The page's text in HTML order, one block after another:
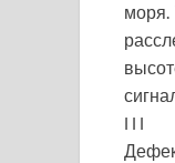
моря.
l l l